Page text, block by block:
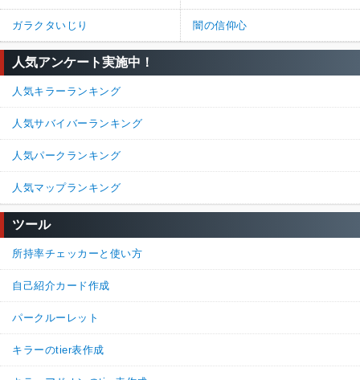
ガラクタいじり 闇の信仰心
人気アンケート実施中！
人気キラーランキング
人気サバイバーランキング
人気パークランキング
人気マップランキング
ツール
所持率チェッカーと使い方
自己紹介カード作成
パークルーレット
キラーのtier表作成